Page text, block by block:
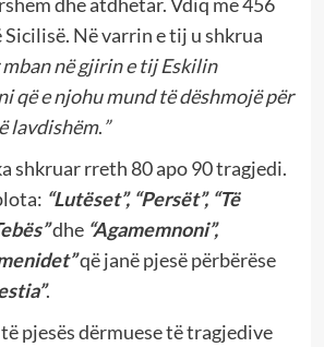
Sicilisë. Në varrin e tij u shkrua
mban në gjirin e tij Eskilin
që e njohu mund të dëshmojë për
lavdishëm.”
shkruar rreth 80 apo 90 tragjedi.
“Lutëset”, “Persët”, “Të
dhe “Agamemnoni”,
që janë pjesë përbërëse
.
pjesës dërmuese të tragjedive